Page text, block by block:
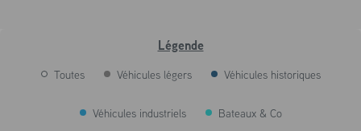
Légende
Toutes Véhicules légers Véhicules historiques
Véhicules industriels Bateaux & Co